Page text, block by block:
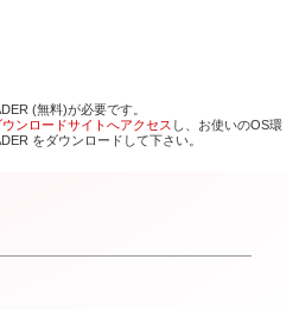
(無料)が必要です。
ウンロードサイトへアクセス し、お使いのOS環
をダウンロードして下さい。